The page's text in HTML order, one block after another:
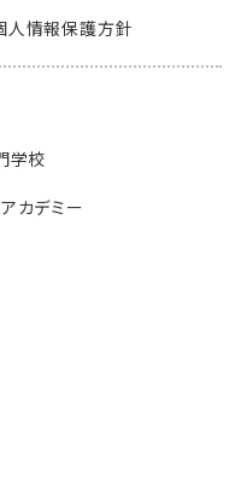
人情報保護方針
学校
カデミー